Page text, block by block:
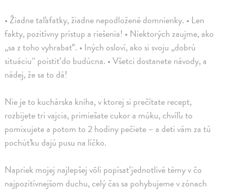
• Žiadne taľafatky, žiadne nepodložené domnienky. • Len
fakty, pozitívny prístup a riešenia! • Niektorých zaujme, ako
„sa z toho vyhrabať“. • Iných osloví, ako si svoju „dobrú
situáciu“ poistiť do budúcna. • Všetci dostanete návody, a
nádej, že sa to dá!
Nie je to kuchárska kniha, v ktorej si prečítate recept,
rozbijete tri vajcia, primiešate cukor a múku, chvíľu to
pomixujete a potom to 2 hodiny pečiete – a deti vám za tú
pochúťku dajú pusu na líčko.
Napriek mojej najlepšej vôli popísať jednotlivé témy v čo
najpozitívnejšom duchu, celý čas sa pohybujeme v zónach